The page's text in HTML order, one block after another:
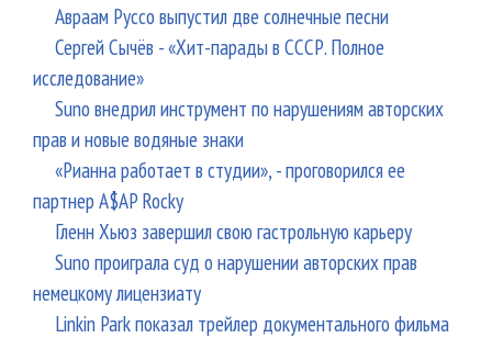
Авраам Руссо выпустил две солнечные песни
Сергей Сычёв - «Хит-парады в СССР. Полное
исследование»
Suno внедрил инструмент по нарушениям авторских
прав и новые водяные знаки
«Рианна работает в студии», - проговорился ее
партнер A$AP Rocky
Гленн Хьюз завершил свою гастрольную карьеру
Suno проиграла суд о нарушении авторских прав
немецкому лицензиату
Linkin Park показал трейлер документального фильма